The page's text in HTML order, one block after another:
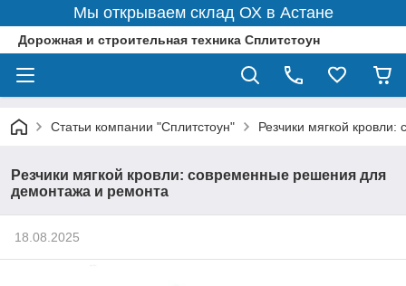
Мы открываем склад ОХ в Астане
Дорожная и строительная техника Сплитстоун
Статьи компании "Сплитстоун" Резчики мягкой
Резчики мягкой кровли: современные решения для
демонтажа и ремонта
18.08.2025